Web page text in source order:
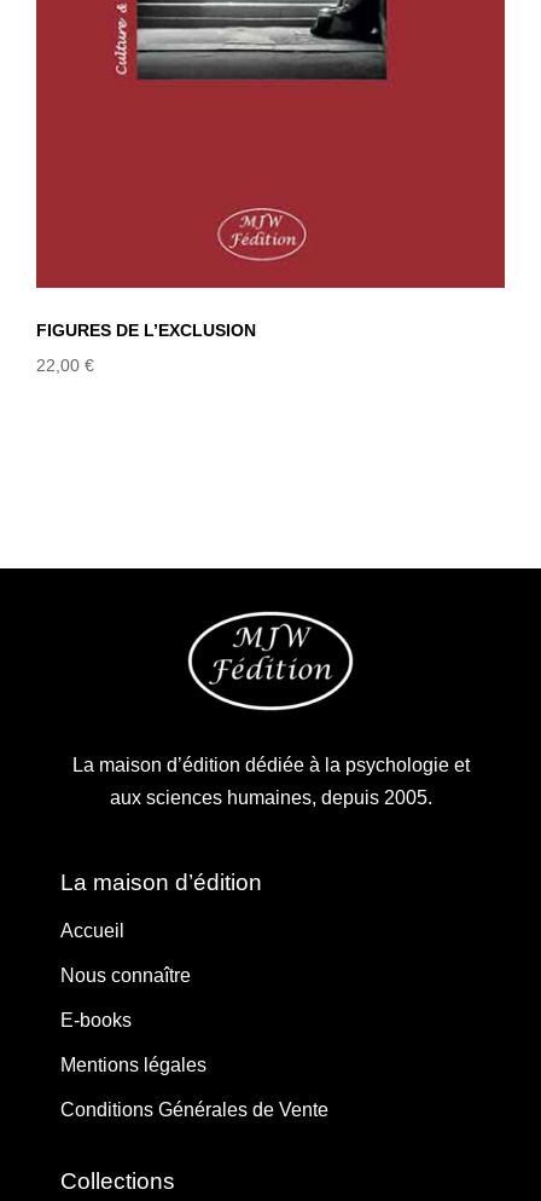
FIGURES DE L’EXCLUSION
22,00 €
La maison d’édition dédiée à la psychologie et
aux sciences humaines, depuis 2005.
La maison d’édition
Accueil
Nous connaître
E-books
Mentions légales
Conditions Générales de Vente
Collections